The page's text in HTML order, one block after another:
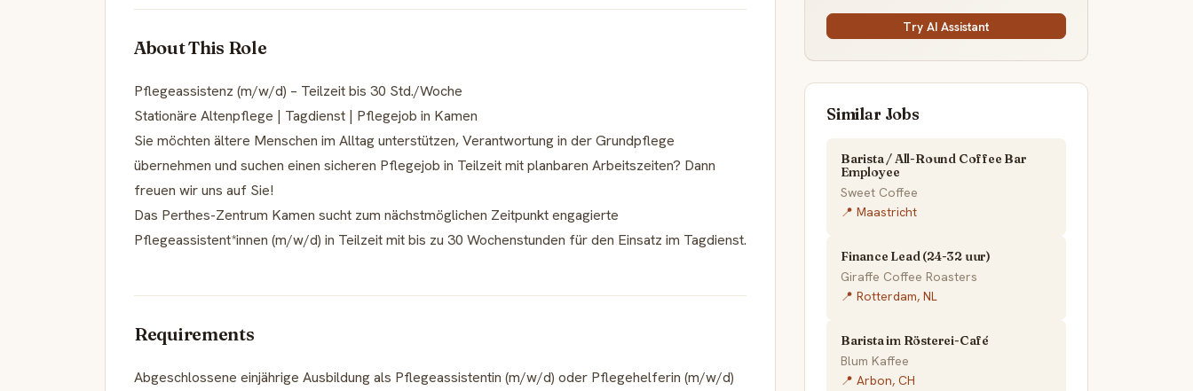
About This Role
Pflegeassistenz (m/w/d) – Teilzeit bis 30 Std./Woche
Stationäre Altenpflege | Tagdienst | Pflegejob in Kamen
Sie möchten ältere Menschen im Alltag unterstützen, Verantwortung in der Grundpflege
übernehmen und suchen einen sicheren Pflegejob in Teilzeit mit planbaren Arbeitszeiten? Dann
freuen wir uns auf Sie!
Das Perthes-Zentrum Kamen sucht zum nächstmöglichen Zeitpunkt engagierte
Pflegeassistent*innen (m/w/d) in Teilzeit mit bis zu 30 Wochenstunden für den Einsatz im Tagdienst.
Requirements
Abgeschlossene einjährige Ausbildung als Pflegeassistentin (m/w/d) oder Pflegehelferin (m/w/d)
Try AI Assistant
Similar Jobs
Barista / All-Round Coffee Bar
Employee
Sweet Coffee
📍 Maastricht
Finance Lead (24-32 uur)
Giraffe Coffee Roasters
📍 Rotterdam, NL
Barista im Rösterei-Café
Blum Kaffee
📍 Arbon, CH